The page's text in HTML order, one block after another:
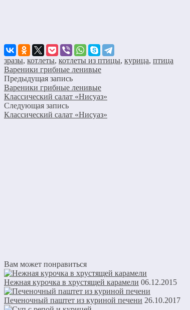
зразы, котлеты, котлеты из птицы, курица, птица
Вареники грибные ленивые
Предыдущая запись
Вареники грибные ленивые
Классический салат «Нисуаз»
Следующая запись
Классический салат «Нисуаз»
Вам может понравиться
Нежная курочка в хрустящей карамели 06.12.2015
Печеночный паштет из куриной печени 26.10.2017